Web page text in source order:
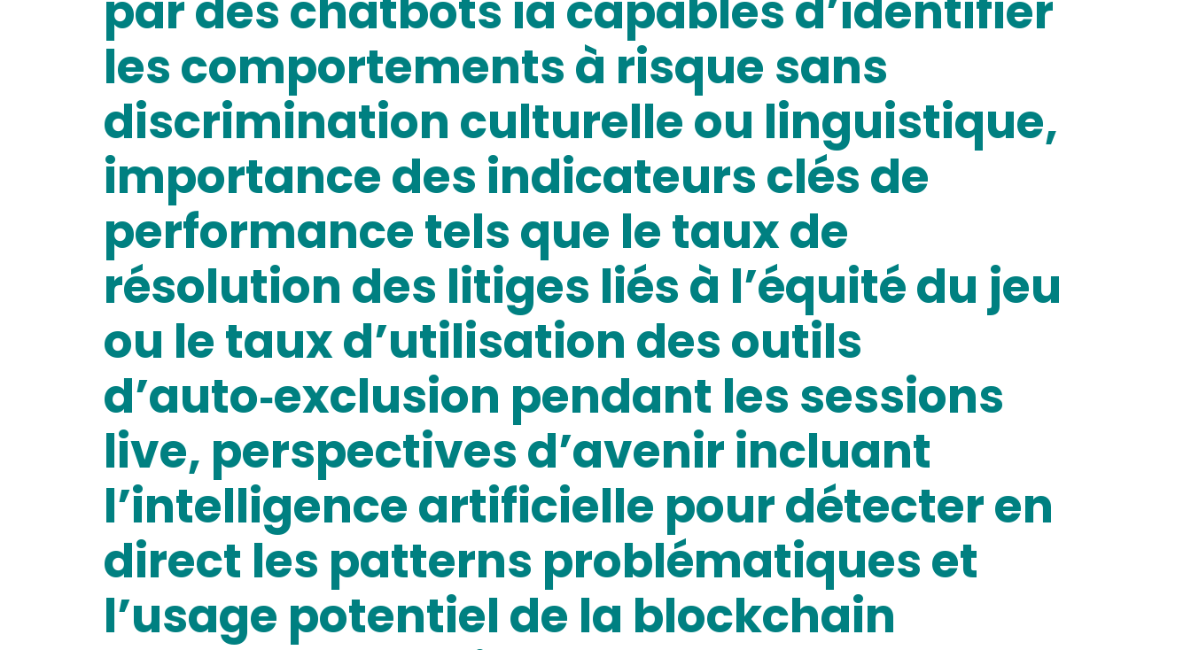
les comportements à risque sans
discrimination culturelle ou linguistique,
importance des indicateurs clés de
performance tels que le taux de
résolution des litiges liés à l’équité du jeu
ou le taux d’utilisation des outils
d’auto‑exclusion pendant les sessions
live, perspectives d’avenir incluant
l’intelligence artificielle pour détecter en
direct les patterns problématiques et
l’usage potentiel de la blockchain